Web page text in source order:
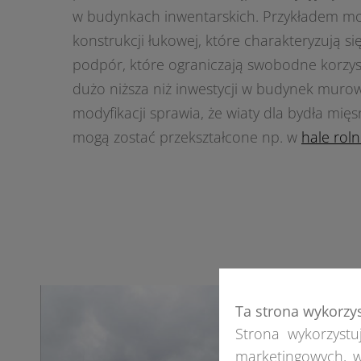
w budynkach inwentarskich. Przykładem
konstrukcji łukowej, które charakteryzują
podpór, które ograniczają swobodne
dużo niższa niż inwestycji w budynek
modyfikacji sprawia, że wiaty dla bydła
mogą zostać przekształcone np. w hale
Ta strona
Strona
marketingowych,